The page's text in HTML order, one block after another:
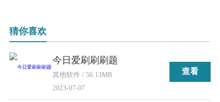
猜你喜欢
今日爱刷刷刷题
其他软件 / 56.13MB
2023-07-07
查看